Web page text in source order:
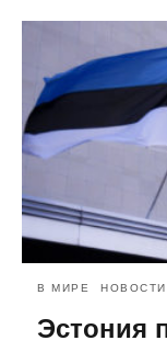
В МИРЕ НОВОСТИ
Эстония